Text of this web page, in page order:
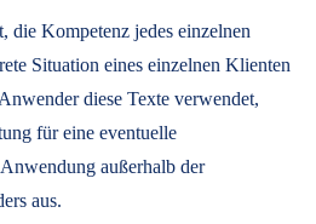
die Kompetenz jedes einzelnen
Situation eines einzelnen Klienten
diese Texte verwendet,
für eine eventuelle
außerhalb der
aus.